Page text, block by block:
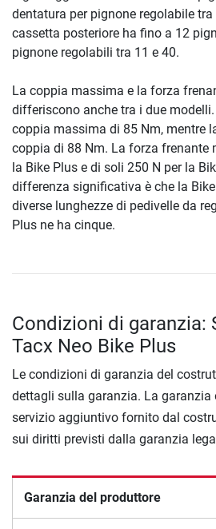
dentatura per pignone regolabile
cassetta posteriore ha fino a 12
pignone regolabili tra 11 e 40.
La coppia massima e la forza
differiscono anche tra i due
coppia massima di 85 Nm, mentre
coppia di 88 Nm. La forza frenante
la Bike Plus e di soli 250 N per la
differenza significativa è che la
diverse lunghezze di pedivelle da
Plus ne ha cinque.
Condizioni di garanzia:
Tacx Neo Bike Plus
Le condizioni di garanzia del
dettagli sulla garanzia. La garanzia
servizio aggiuntivo fornito dal
sui diritti previsti dalla garanzia
Garanzia del produttore